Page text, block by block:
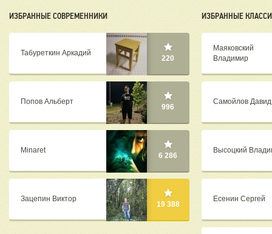
ИЗБРАННЫЕ СОВРЕМЕННИКИ
Табуреткин Аркадий
220
Попов Альберт
996
Minaret
6 286
Зацепин Виктор
19 388
ИЗБРАННЫЕ
Маяковский
Владимир
Самойлов Давид
Высоцкий
Есенин Сергей